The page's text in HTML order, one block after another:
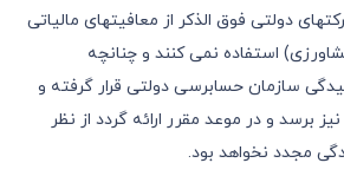
ق.م.م) شرکتهای دولتی فوق الذکر از معافیتهای مالیاتی
استفاده نمی کنند و چنانچه
سازمان حسابرسی دولتی قرار گرفته و
برسد و در موعد مقرر ارائه گردد از نظر
مجدد نخواهد بود.